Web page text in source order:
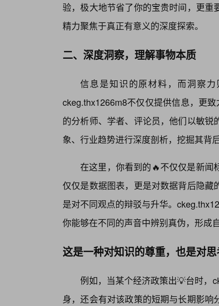
验，极大地节省了你的宝贵时间，更
精力聚焦于真正有意义的深度探索。
二、深度洞察，理解事物本质
信息是知识的原材料，而洞察
ckeg.thx1266m8不仅仅提供信息，更
的分析师、学者、评论员，他们以敏
象、行业趋势进行深度剖析，挖掘其背
在这里，你看到的🔥不仅仅是新闻
仅仅是数据图表，更是对数据背后隐
是对不同观点的辩驳与升华。
你能够在不同的声音中辨别真伪，形成
这是一种对知识的尊重，也是对
例如，当某个经济政策出💡台时，
身，还会有对该政策的短期与长期影